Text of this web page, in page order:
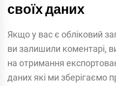
своїх даних
Якщо у вас є обліковий
ви залишили коментарі,
на отримання
даних які ми зберігаємо